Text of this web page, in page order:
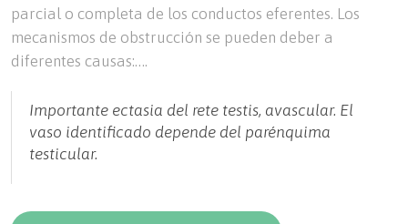
parcial o completa de los conductos eferentes. Los
mecanismos de obstrucción se pueden deber a
diferentes causas:….
Importante ectasia del rete testis, avascular. El
vaso identificado depende del parénquima
testicular.